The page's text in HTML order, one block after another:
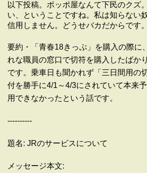
以下投稿。ポッポ屋なんて下民のクズ
い、ということですね。私は知らない
信用しません。どうせバカだからです。
要約・「青春18きっぷ」を購入の際に
れな職員の窓口で切符を購入したばか
です。乗車日も聞かれず「三日間用の
付を勝手に4/1～4/3にされていて本来
用できなかったという話です。
----------
題名: JRのサービスについて
メッセージ本文: